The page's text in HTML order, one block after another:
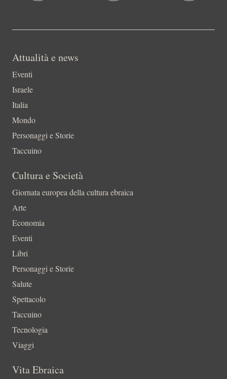
Attualità e news
Eventi
Israele
Italia
Mondo
Personaggi e Storie
Taccuino
Cultura e Società
Giornata europea della cultura ebraica
Arte
Economia
Eventi
Libri
Personaggi e Storie
Salute
Spettacolo
Taccuino
Tecnologia
Viaggi
Vita Ebraica